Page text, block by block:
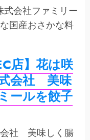
式会社ファミリー
国産おさかな料
店】花は咲
会社 美味
ールを餃子
会社 美味しく腸